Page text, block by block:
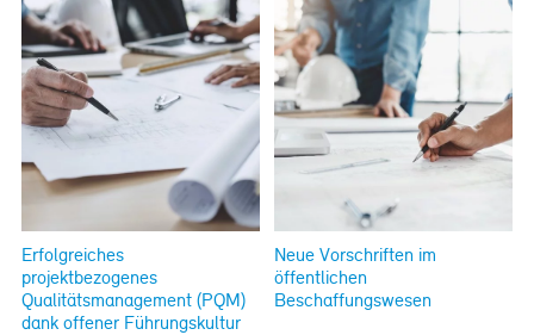
Erfolgreiches
projektbezogenes
Qualitätsmanagement (PQM)
dank offener Führungskultur
Neue Vorschriften im
öffentlichen
Beschaffungswesen